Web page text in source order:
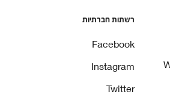
רשתות חברתיות
Facebook
Instagram
Twitter